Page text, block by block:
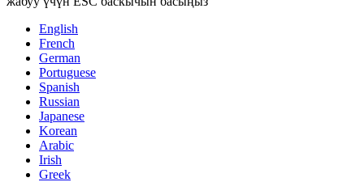
English
French
German
Portuguese
Spanish
Russian
Japanese
Korean
Arabic
Irish
Greek